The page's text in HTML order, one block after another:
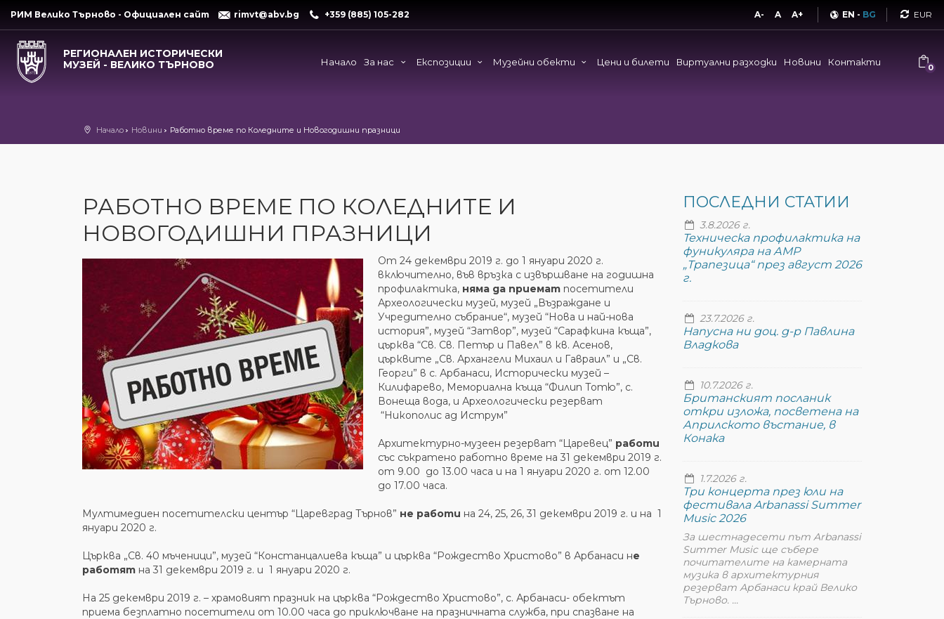
РИМ Велико Търново - Официален сайт rimvt@abv.bg +359 (885) 105-282 A- A A+ EN - BG
РЕГИОНАЛЕН ИСТОРИЧЕСКИ
МУЗЕЙ - ВЕЛИКО ТЪРНОВО
Начало За нас Експозиции Музейни обекти Цени и билети Виртуални разходки Новини Контакти 0
Начало Новини Работно време по Коледните и Новогодишни празници
РАБОТНО ВРЕМЕ ПО КОЛЕДНИТЕ И
НОВОГОДИШНИ ПРАЗНИЦИ
От 24 декември 2019 г. до 1 януари 2020 г.
включително, във връзка с извършване на годишна
профилактика, няма да приемат посетители
Археологически музей, музей „Възраждане и
Учредително събрание“, музей “Нова и най-нова
история”, музей “Затвор”, музей “Сарафкина къща”,
църква “Св. Св. Петър и Павел” в кв. Асенов,
църквите „Св. Архангели Михаил и Гавраил” и „Св.
Георги” в с. Арбанаси, Исторически музей –
Килифарево, Мемориална къща “Филип Тотю”, с.
Вонеща вода, и Археологически резерват
“Никополис ад Иструм”
Архитектурно-музеен резерват “Царевец” работи
със съкратено работно време на 31 декември 2019 г.
от 9.00 до 13.00 часа и на 1 януари 2020 г. от 12.00
до 17.00 часа.
Мултимедиен посетителски център “Царевград Търнов” не работи на 24, 25, 26, 31 декември 2019 г. и на 1
януари 2020 г.
Църква „Св. 40 мъченици”, музей “Констанцалиева къща” и църква “Рождество Христово” в Арбанаси не
работят на 31 декември 2019 г. и 1 януари 2020 г.
На 25 декември 2019 г. – храмовият празник на църква “Рождество Христово”, с. Арбанаси- обектът
приема безплатно посетители от 10.00 часа до приключване на празничната служба, при спазване на
ПОСЛЕДНИ СТАТИИ
3.8.2026 г.
Техническа профилактика на
фуникуляра на АМР
„Трапезица“ през август 2026
г.
23.7.2026 г.
Напусна ни доц. д-р Павлина
Владкова
10.7.2026 г.
Британският посланик
откри изложа, посветена на
Априлското въстание, в
Конака
1.7.2026 г.
Три концерта през юли на
фестивала Arbanassi Summer
Music 2026
За шестнадесети път Arbanassi
Summer Music ще събере
почитателите на камерната
музика в архитектурния
резерват Арбанаси край Велико
Търново. ...